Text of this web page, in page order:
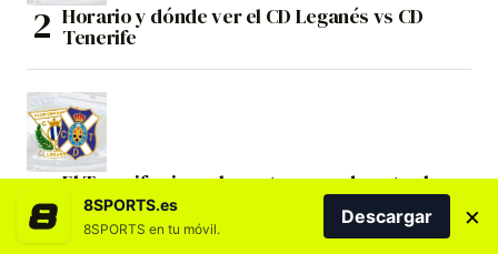
Horario y dónde ver el CD Leganés vs CD
Tenerife
El Tenerife cierra la pretemporada ante el
Leganés
8SPORTS.es
8SPORTS en tu móvil.
Descargar ×